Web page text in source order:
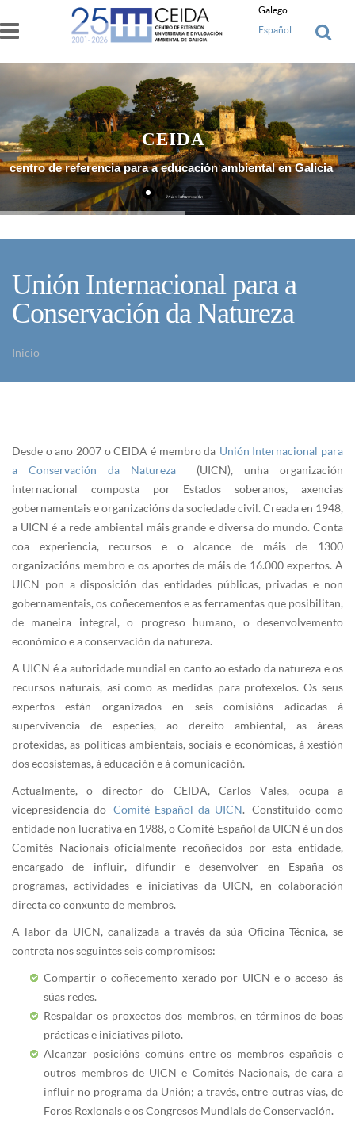
Ir o contido principal
Galego
Español
centro de referencia para a educación ambiental en Galicia
Máis Información
CEIDA
Unión Internacional para a
Conservación da Natureza
Inicio
Desde o ano 2007 o CEIDA é membro da Unión Internacional para
a Conservación da Natureza (UICN), unha organización
internacional composta por Estados soberanos, axencias
gobernamentais e organizacións da sociedade civil. Creada en 1948,
a UICN é a rede ambiental máis grande e diversa do mundo. Conta
coa experiencia, recursos e o alcance de máis de 1300
organizacións membro e os aportes de máis de 16.000 expertos. A
UICN pon a disposición das entidades públicas, privadas e non
gobernamentais, os coñecementos e as ferramentas que posibilitan,
de maneira integral, o progreso humano, o desenvolvemento
económico e a conservación da natureza.
A UICN é a autoridade mundial en canto ao estado da natureza e os
recursos naturais, así como as medidas para protexelos. Os seus
expertos están organizados en seis comisións adicadas á
supervivencia de especies, ao dereito ambiental, as áreas
protexidas, as políticas ambientais, sociais e económicas, á xestión
dos ecosistemas, á educación e á comunicación.
Actualmente, o director do CEIDA, Carlos Vales, ocupa a
vicepresidencia do Comité Español da UICN. Constituido como
entidade non lucrativa en 1988, o Comité Español da UICN é un dos
Comités Nacionais oficialmente recoñecidos por esta entidade,
encargado de influir, difundir e desenvolver en España os
programas, actividades e iniciativas da UICN, en colaboración
directa co conxunto de membros.
A labor da UICN, canalizada a través da súa Oficina Técnica, se
contreta nos seguintes seis compromisos:
Compartir o coñecemento xerado por UICN e o acceso ás
súas redes.
Respaldar os proxectos dos membros, en términos de boas
prácticas e iniciativas piloto.
Alcanzar posicións comúns entre os membros españois e
outros membros de UICN e Comités Nacionais, de cara a
influir no programa da Unión; a través, entre outras vías, de
Foros Rexionais e os Congresos Mundiais de Conservación.